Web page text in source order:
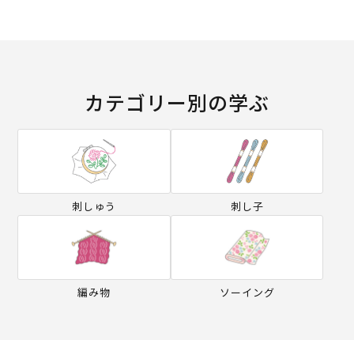
カテゴリー別の学ぶ
刺しゅう 刺し子
編み物 ソーイング